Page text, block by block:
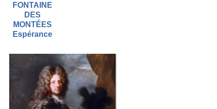
FONTAINE
DES
MONTÉES
Espérance